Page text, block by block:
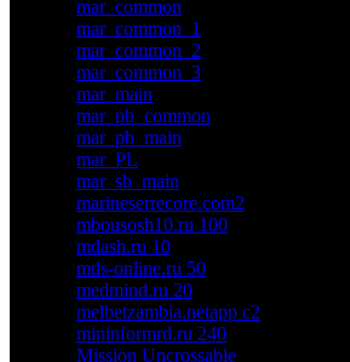
mar_common
mar_common_1
mar_common_2
mar_common_3
mar_main
mar_pb_common
mar_pb_main
mar_PL
mar_sb_main
marineserrecore.com2
mbousosh10.ru 100
mdash.ru 10
mds-online.ru 50
medmind.ru 20
melbetzambia.netapp c2
mininformrd.ru 240
Mission Uncrossable